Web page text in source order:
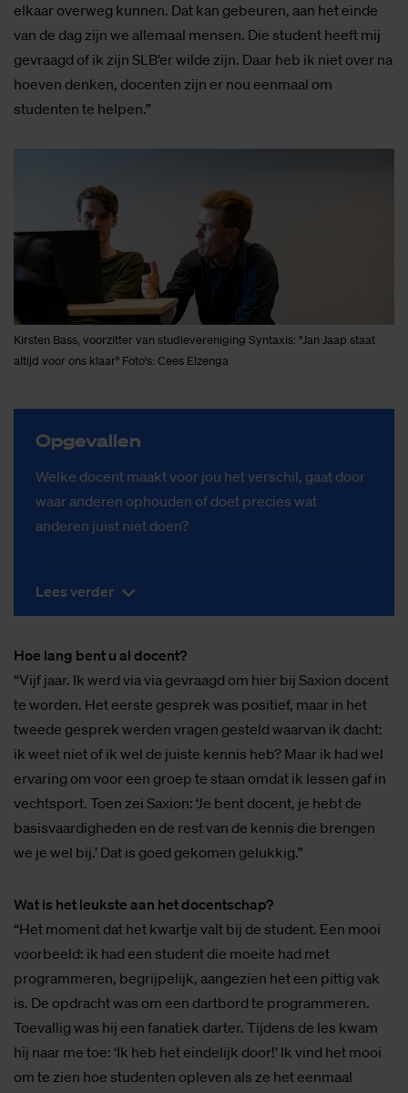
elkaar overweg kunnen. Dat kan gebeuren, aan het einde
van de dag zijn we allemaal mensen. Die student heeft mij
gevraagd of ik zijn SLB’er wilde zijn. Daar heb ik niet over na
hoeven denken, docenten zijn er nou eenmaal om
studenten te helpen.”
Kirsten Bass, voorzitter van studievereniging Syntaxis: "Jan Jaap staat
altijd voor ons klaar" Foto's: Cees Elzenga
Op­­ge­­val­len
Welke docent maakt voor jou het verschil, gaat door
waar anderen ophouden of doet precies wat
anderen juist niet doen?
Lees verder
Hoe lang bent u al docent?
“Vijf jaar. Ik werd via via gevraagd om hier bij Saxion docent
te worden. Het eerste gesprek was positief, maar in het
tweede gesprek werden vragen gesteld waarvan ik dacht:
ik weet niet of ik wel de juiste kennis heb? Maar ik had wel
ervaring om voor een groep te staan omdat ik lessen gaf in
vechtsport. Toen zei Saxion: ‘Je bent docent, je hebt de
basisvaardigheden en de rest van de kennis die brengen
we je wel bij.’ Dat is goed gekomen gelukkig.”
Wat is het leukste aan het docentschap?
“Het moment dat het kwartje valt bij de student. Een mooi
voorbeeld: ik had een student die moeite had met
programmeren, begrijpelijk, aangezien het een pittig vak
is. De opdracht was om een dartbord te programmeren.
Toevallig was hij een fanatiek darter. Tijdens de les kwam
hij naar me toe: ‘Ik heb het eindelijk door!’ Ik vind het mooi
om te zien hoe studenten opleven als ze het eenmaal